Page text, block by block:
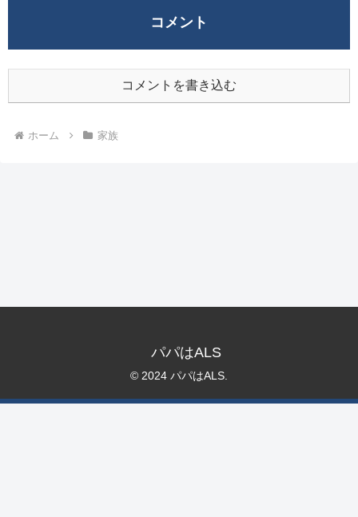
コメント
コメントを書き込む
ホーム 家族
パパはALS
© 2024 パパはALS.